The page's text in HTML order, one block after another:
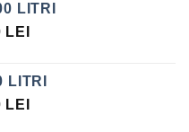
LITRI
LEI.
LEI PREȚUL
308.00 LEI.
LITRI
LEI PREȚUL